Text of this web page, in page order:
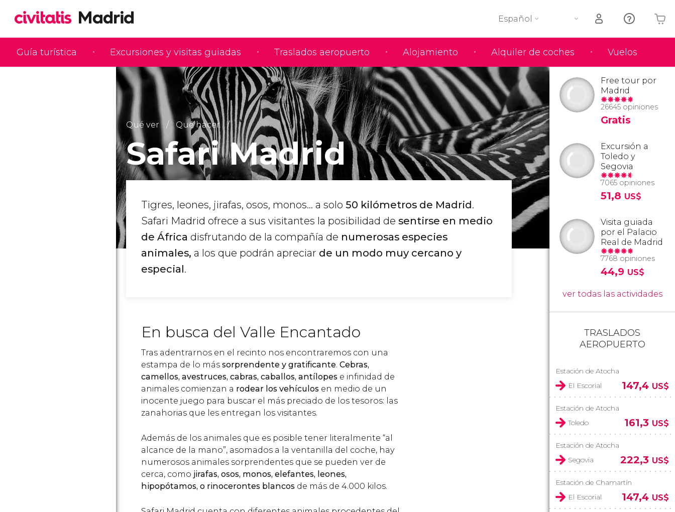
Guía turística Excursiones y visitas guiadas Traslados aeropuerto Alojamiento Alquiler de coches Vuelos
Español
Tu carrito está vacío
Qué ver Qué hacer
Safari Madrid
Tigres, leones, jirafas, osos, monos... a solo 50 kilómetros de Madrid.
Safari Madrid ofrece a sus visitantes la posibilidad de sentirse en medio
de África disfrutando de la compañía de numerosas especies
animales, a los que podrán apreciar de un modo muy cercano y
especial.
En busca del Valle Encantado
Tras adentrarnos en el recinto nos encontraremos con una
estampa de lo más sorprendente y gratificante. Cebras,
camellos, avestruces, cabras, caballos, antílopes e infinidad de
animales comienzan a rodear los vehículos en medio de un
inocente juego para buscar el más preciado de los tesoros: las
zanahorias que les entregan los visitantes.
Además de los animales que es posible tener literalmente “al
alcance de la mano”, asomados a la ventanilla del coche, hay
numerosos animales sorprendentes que se pueden ver de
cerca, como jirafas, osos, monos, elefantes, leones,
hipopótamos, o rinocerontes blancos de más de 4.000 kilos.
Free tour por
Madrid
26645 opiniones
Gratis
Excursión a
Toledo y
Segovia
7065 opiniones
51,8 US$
Visita guiada
por el Palacio
Real de Madrid
7768 opiniones
44,9 US$
ver todas las actividades
TRASLADOS
AEROPUERTO
Estación de Atocha
El Escorial
147,4 US$
Estación de Atocha
Toledo
161,3 US$
Estación de Atocha
Segovia
222,3 US$
Estación de Chamartín
El Escorial
147,4 US$